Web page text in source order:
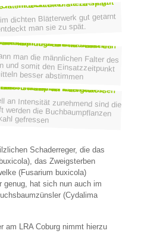
dichten Blätterwerk gut getarnt
man sie zu spät.
man die männlichen Falter des
und somit den Einsatzzeitpunkt
besser abstimmen
an Intensität zunehmend sind die
die Buchbaumpflanzen
gefressen
Schaderreger, die das
das Zweigsterben
(Fusarium buxicola)
genug, hat sich nun auch im
(Cydalima
am LRA Coburg nimmt hierzu